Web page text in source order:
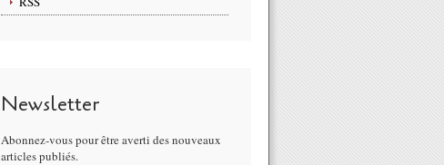
Newsletter
Abonnez-vous pour être averti des nouveaux
articles publiés.